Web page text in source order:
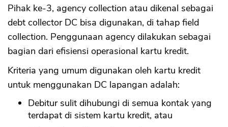
Pihak ke-3, agency collection atau dikenal sebagai
debt collector DC bisa digunakan, di tahap field
collection. Penggunaan agency dilakukan sebagai
bagian dari efisiensi operasional kartu kredit.
Kriteria yang umum digunakan oleh kartu kredit
untuk menggunakan DC lapangan adalah:
Debitur sulit dihubungi di semua kontak yang
terdapat di sistem kartu kredit, atau